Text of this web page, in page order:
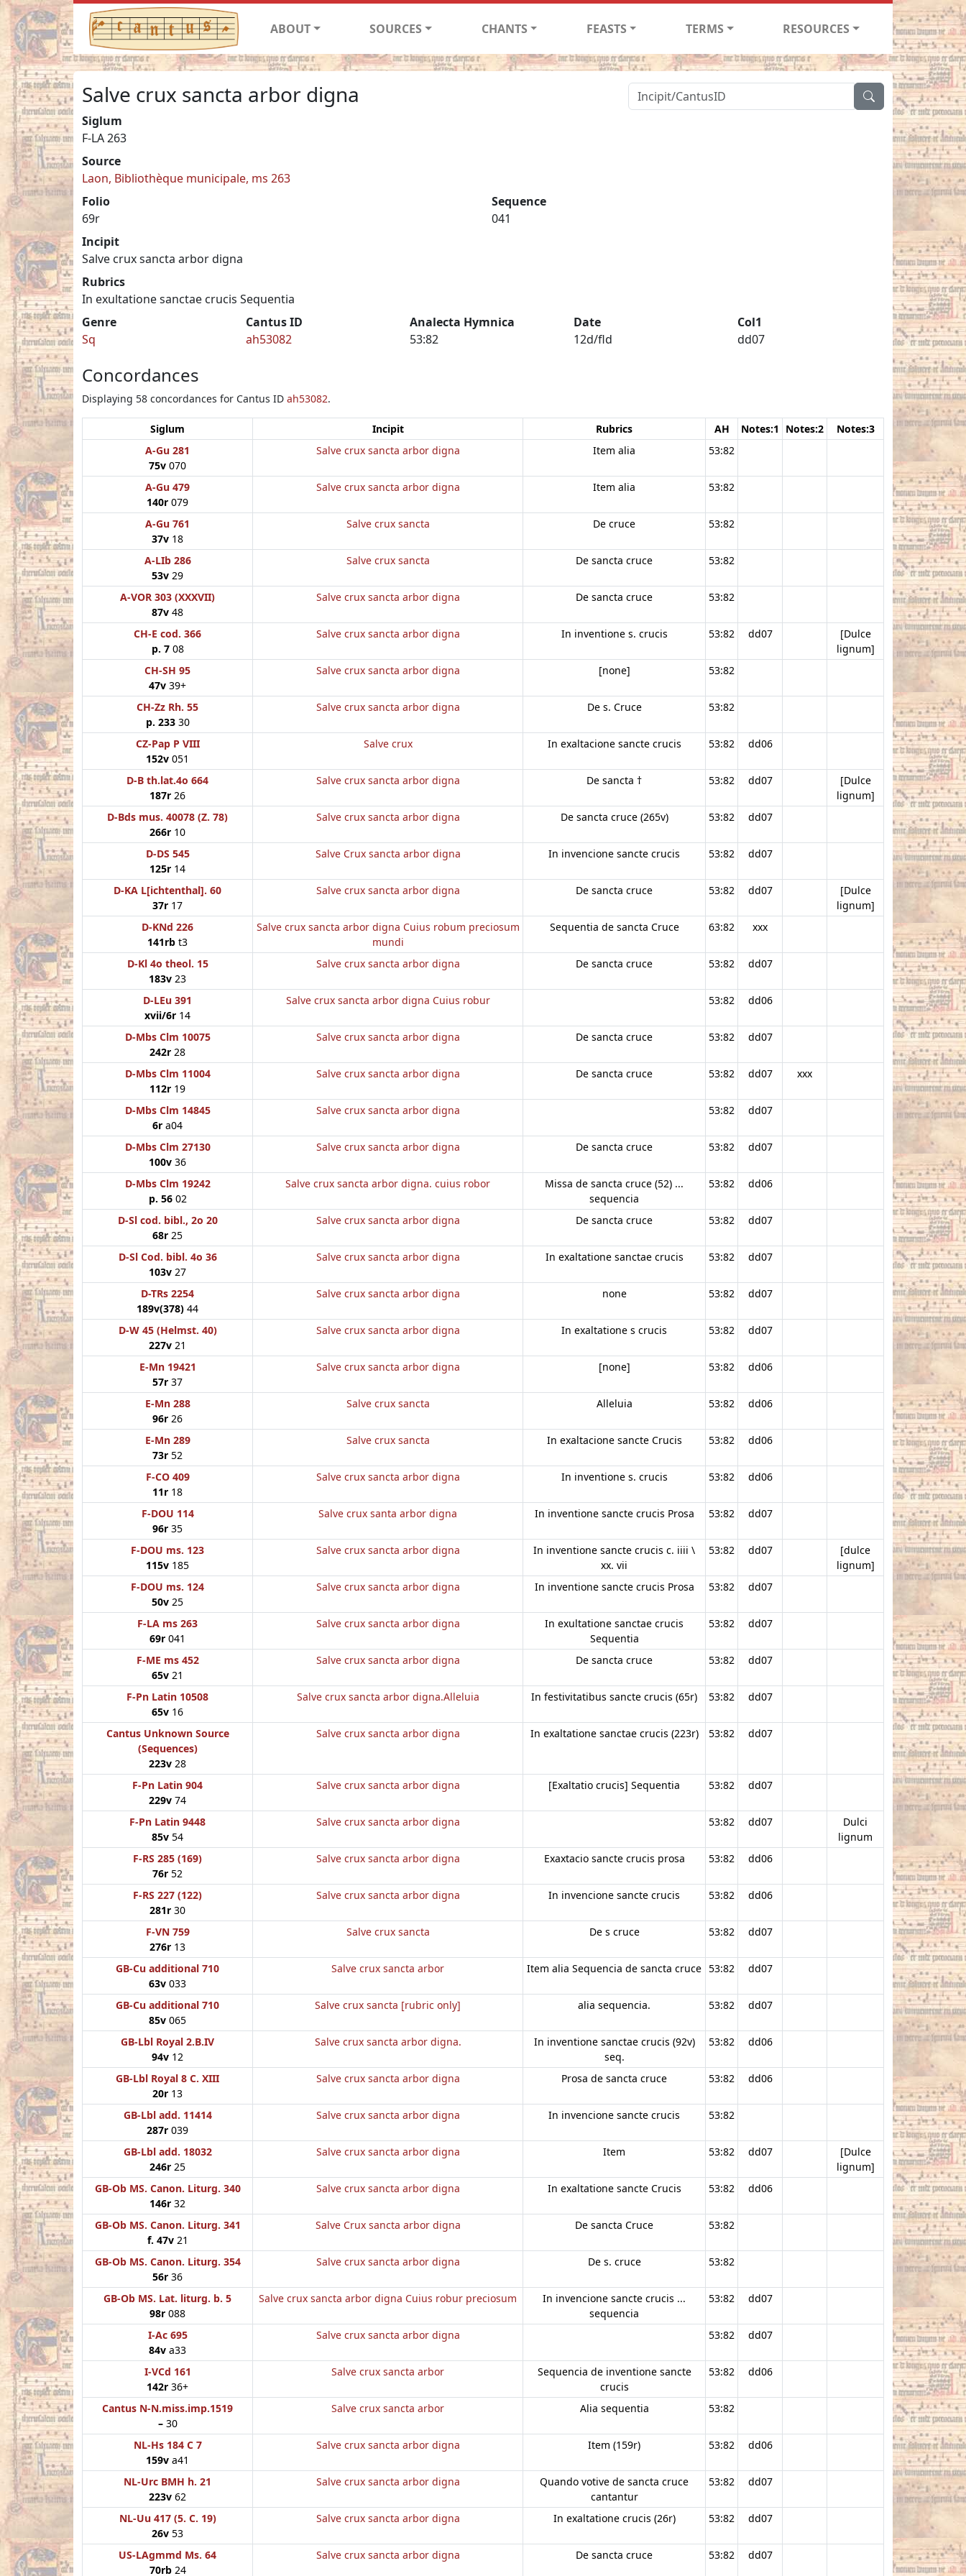
ABOUT SOURCES CHANTS FEASTS TERMS RESOURCES
Salve crux sancta arbor digna
Siglum
F-LA 263
Source
Laon, Bibliothèque municipale, ms 263
Folio
69r
Sequence
041
Incipit
Salve crux sancta arbor digna
Rubrics
In exultatione sanctae crucis Sequentia
Genre
Sq
Cantus ID
ah53082
Analecta Hymnica
53:82
Date
12d/fld
Col1
dd07
Concordances
Displaying 58 concordances for Cantus ID ah53082.
Siglum Incipit Rubrics AH Notes:1 Notes:2
Notes:3
A-Gu 281
75v 070
Salve crux sancta arbor digna Item alia 53:82
A-Gu 479
140r 079
Salve crux sancta arbor digna Item alia 53:82
A-Gu 761
37v 18
Salve crux sancta De cruce 53:82
A-LIb 286
53v 29
Salve crux sancta De sancta cruce 53:82
A-VOR 303 (XXXVII)
87v 48
Salve crux sancta arbor digna De sancta cruce 53:82
CH-E cod. 366
p. 708
Salve crux sancta arbor digna In inventione s. crucis 53:82 dd07
[Dulce
lignum]
CH-SH 95
47v 39+
Salve crux sancta arbor digna [none] 53:82
CH-Zz Rh. 55
p. 23330
Salve crux sancta arbor digna De s. Cruce 53:82
CZ-Pap P VIII
152v 051
Salve crux In exaltacione sancte crucis 53:82 dd06
D-B th.lat.4o 664
187r 26
Salve crux sancta arbor digna De sancta † 53:82 dd07
[Dulce
lignum]
D-Bds mus. 40078 (Z. 78)
266r 10
Salve crux sancta arbor digna De sancta cruce (265v) 53:82 dd07
D-DS 545
125r 14
Salve Crux sancta arbor digna In invencione sancte crucis 53:82 dd07
D-KA L[ichtenthal]. 60
37r 17
Salve crux sancta arbor digna De sancta cruce 53:82 dd07
[Dulce
lignum]
D-KNd 226
141rb t3
Salve crux sancta arbor digna Cuius robum preciosum
mundi
Sequentia de sancta Cruce 63:82 xxx
D-Kl 4o theol. 15
183v 23
Salve crux sancta arbor digna De sancta cruce 53:82 dd07
D-LEu 391
xvii/6r 14
Salve crux sancta arbor digna Cuius robur 53:82 dd06
D-Mbs Clm 10075
242r 28
Salve crux sancta arbor digna De sancta cruce 53:82 dd07
D-Mbs Clm 11004
112r 19
Salve crux sancta arbor digna De sancta cruce 53:82 dd07 xxx
D-Mbs Clm 14845
6r a04
Salve crux sancta arbor digna 53:82 dd07
D-Mbs Clm 27130
100v 36
Salve crux sancta arbor digna De sancta cruce 53:82 dd07
D-Mbs Clm 19242
p. 5602
Salve crux sancta arbor digna. cuius robor
Missa de sancta cruce (52) ...
sequencia
53:82 dd06
D-Sl cod. bibl., 2o 20
68r 25
Salve crux sancta arbor digna De sancta cruce 53:82 dd07
D-Sl Cod. bibl. 4o 36
103v 27
Salve crux sancta arbor digna In exaltatione sanctae crucis 53:82 dd07
D-TRs 2254
189v(378) 44
Salve crux sancta arbor digna none 53:82 dd07
D-W 45 (Helmst. 40)
227v 21
Salve crux sancta arbor digna In exaltatione s crucis 53:82 dd07
E-Mn 19421
57r 37
Salve crux sancta arbor digna [none] 53:82 dd06
E-Mn 288
96r 26
Salve crux sancta Alleluia 53:82 dd06
E-Mn 289
73r 52
Salve crux sancta In exaltacione sancte Crucis 53:82 dd06
F-CO 409
11r 18
Salve crux sancta arbor digna In inventione s. crucis 53:82 dd06
F-DOU 114
96r 35
Salve crux santa arbor digna In inventione sancte crucis Prosa 53:82 dd07
F-DOU ms. 123
115v 185
Salve crux sancta arbor digna
In inventione sancte crucis c. iiii \
xx. vii
53:82 dd07
[dulce
lignum]
F-DOU ms. 124
50v 25
Salve crux sancta arbor digna In inventione sancte crucis Prosa 53:82 dd07
F-LA ms 263
69r 041
Salve crux sancta arbor digna
In exultatione sanctae crucis
Sequentia
53:82 dd07
F-ME ms 452
65v 21
Salve crux sancta arbor digna De sancta cruce 53:82 dd07
F-Pn Latin 10508
65v 16
Salve crux sancta arbor digna.Alleluia In festivitatibus sancte crucis (65r) 53:82 dd07
Cantus Unknown Source
(Sequences)
223v 28
Salve crux sancta arbor digna In exaltatione sanctae crucis (223r) 53:82 dd07
F-Pn Latin 904
229v 74
Salve crux sancta arbor digna [Exaltatio crucis] Sequentia 53:82 dd07
F-Pn Latin 9448
85v 54
Salve crux sancta arbor digna 53:82 dd07
Dulci
lignum
F-RS 285 (169)
76r 52
Salve crux sancta arbor digna Exaxtacio sancte crucis prosa 53:82 dd06
F-RS 227 (122)
281r 30
Salve crux sancta arbor digna In invencione sancte crucis 53:82 dd06
F-VN 759
276r 13
Salve crux sancta De s cruce 53:82 dd07
GB-Cu additional 710
63v 033
Salve crux sancta arbor Item alia Sequencia de sancta cruce 53:82 dd07
GB-Cu additional 710
85v 065
Salve crux sancta [rubric only] alia sequencia. 53:82 dd07
GB-Lbl Royal 2.B.IV
94v 12
Salve crux sancta arbor digna.
In inventione sanctae crucis (92v)
seq.
53:82 dd06
GB-Lbl Royal 8 C. XIII
20r 13
Salve crux sancta arbor digna Prosa de sancta cruce 53:82 dd06
GB-Lbl add. 11414
287r 039
Salve crux sancta arbor digna In invencione sancte crucis 53:82
GB-Lbl add. 18032
246r 25
Salve crux sancta arbor digna Item 53:82 dd07
[Dulce
lignum]
GB-Ob MS. Canon. Liturg. 340
146r 32
Salve crux sancta arbor digna In exaltatione sancte Crucis 53:82 dd06
GB-Ob MS. Canon. Liturg. 341
f. 47v21
Salve Crux sancta arbor digna De sancta Cruce 53:82
GB-Ob MS. Canon. Liturg. 354
56r 36
Salve crux sancta arbor digna De s. cruce 53:82
GB-Ob MS. Lat. liturg. b. 5
98r 088
Salve crux sancta arbor digna Cuius robur preciosum
In invencione sancte crucis ...
sequencia
53:82 dd07
I-Ac 695
84v a33
Salve crux sancta arbor digna 53:82 dd07
I-VCd 161
142r 36+
Salve crux sancta arbor
Sequencia de inventione sancte
crucis
53:82 dd06
Cantus N-N.miss.imp.1519
–30
Salve crux sancta arbor Alia sequentia 53:82
NL-Hs 184 C 7
159v a41
Salve crux sancta arbor digna Item (159r) 53:82 dd06
NL-Urc BMH h. 21
223v 62
Salve crux sancta arbor digna
Quando votive de sancta cruce
cantantur
53:82 dd07
NL-Uu 417 (5. C. 19)
26v 53
Salve crux sancta arbor digna In exaltatione crucis (26r) 53:82 dd07
US-LAgmmd Ms. 64
70rb24
Salve crux sancta arbor digna De sancta cruce 53:82 dd07